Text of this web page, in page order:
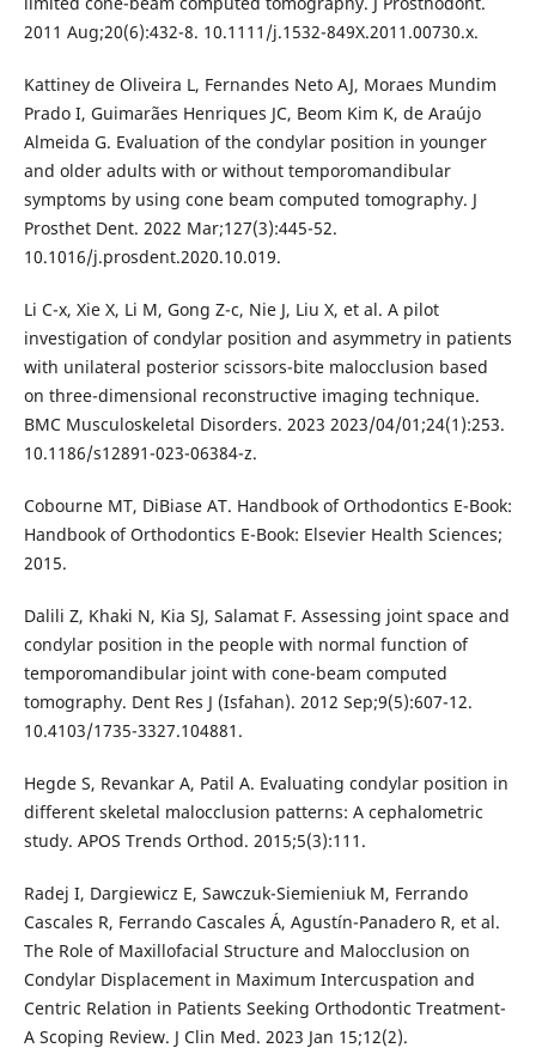
2011 Aug;20(6):432-8. 10.1111/j.1532-849X.2011.00730.x.
Kattiney de Oliveira L, Fernandes Neto AJ, Moraes Mundim
Prado I, Guimarães Henriques JC, Beom Kim K, de Araújo
Almeida G. Evaluation of the condylar position in younger
and older adults with or without temporomandibular
symptoms by using cone beam computed tomography. J
Prosthet Dent. 2022 Mar;127(3):445-52.
10.1016/j.prosdent.2020.10.019.
Li C-x, Xie X, Li M, Gong Z-c, Nie J, Liu X, et al. A pilot
investigation of condylar position and asymmetry in patients
with unilateral posterior scissors-bite malocclusion based
on three-dimensional reconstructive imaging technique.
BMC Musculoskeletal Disorders. 2023 2023/04/01;24(1):253.
10.1186/s12891-023-06384-z.
Cobourne MT, DiBiase AT. Handbook of Orthodontics E-Book:
Handbook of Orthodontics E-Book: Elsevier Health Sciences;
2015.
Dalili Z, Khaki N, Kia SJ, Salamat F. Assessing joint space and
condylar position in the people with normal function of
temporomandibular joint with cone-beam computed
tomography. Dent Res J (Isfahan). 2012 Sep;9(5):607-12.
10.4103/1735-3327.104881.
Hegde S, Revankar A, Patil A. Evaluating condylar position in
different skeletal malocclusion patterns: A cephalometric
study. APOS Trends Orthod. 2015;5(3):111.
Radej I, Dargiewicz E, Sawczuk-Siemieniuk M, Ferrando
Cascales R, Ferrando Cascales Á, Agustín-Panadero R, et al.
The Role of Maxillofacial Structure and Malocclusion on
Condylar Displacement in Maximum Intercuspation and
Centric Relation in Patients Seeking Orthodontic Treatment-
A Scoping Review. J Clin Med. 2023 Jan 15;12(2).